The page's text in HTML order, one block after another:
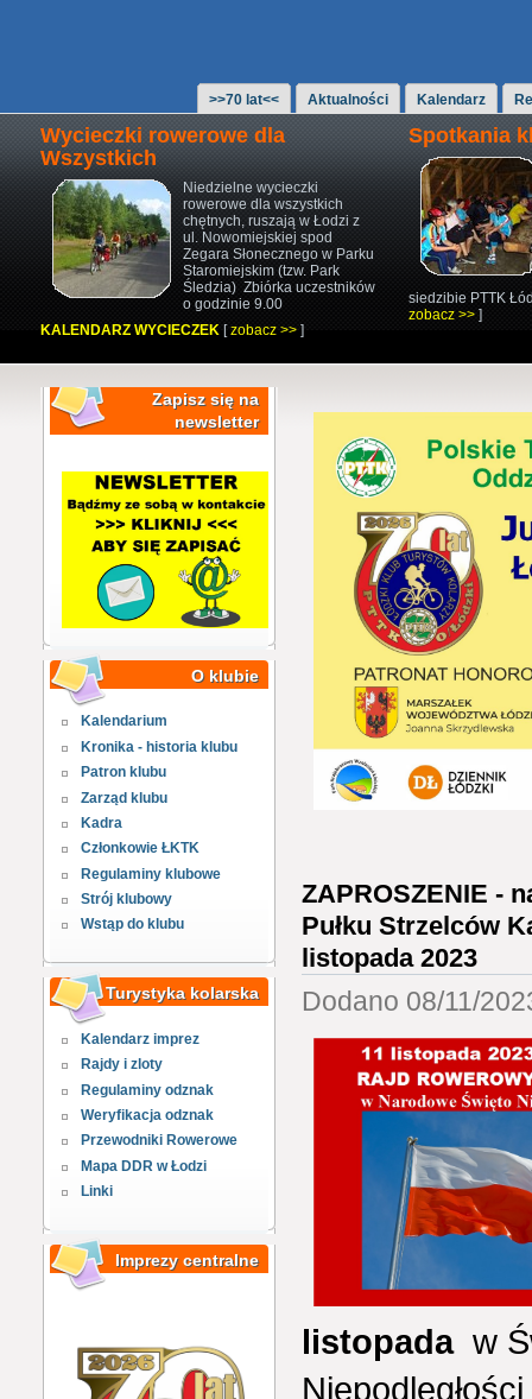
>>70 lat<< Aktualności Kalendarz
Wycieczki rowerowe dla
Wszystkich
Niedzielne wycieczki
rowerowe dla wszystkich
chętnych,ruszają w Łodzi z
ul. Nowomiejskiej spod
Zegara Słonecznego w Parku
Staromiejskim (tzw. Park
Śledzia) Zbiórka uczestników
o godzinie 9.00
KALENDARZ WYCIECZEK [zobacz >>]
Spotkania
siedzibie PTTK
zobacz >> ]
Zapisz się na
newsletter
O klubie
Kalendarium
Kronika - historia klubu
Patron klubu
Zarząd klubu
Kadra
Członkowie ŁKTK
Regulaminy klubowe
Strój klubowy
Wstąp do klubu
Turystyka kolarska
Kalendarz imprez
Rajdy i zloty
Regulaminy odznak
Weryfikacja odznak
Przewodniki Rowerowe
Mapa DDR w Łodzi
Linki
Imprezy centralne
ZAPROSZENIE -
Pułku Strzelców
listopada 2023
Dodano 08/11/
listopadaw
Niepodległości